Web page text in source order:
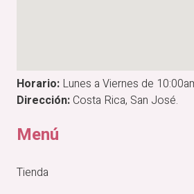
Horario: Lunes a Viernes de
Dirección:Costa Rica, San José.
Menú
Tienda